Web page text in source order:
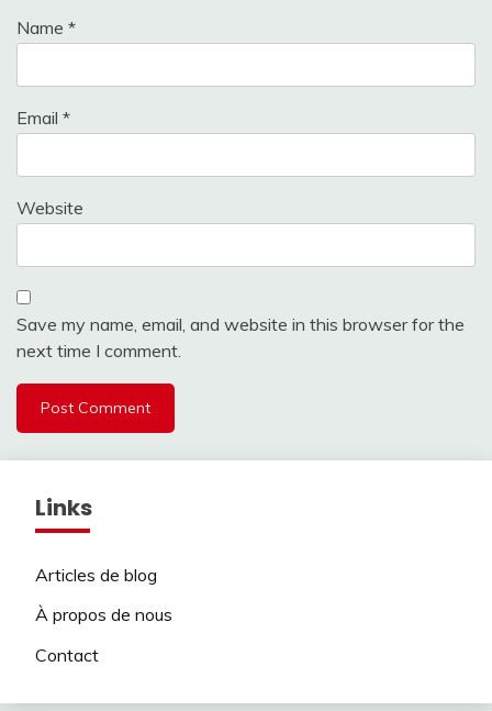
Name *
Email *
Website
Save my name, email, and website in this browser for the
next time I comment.
Links
Articles de blog
À propos de nous
Contact